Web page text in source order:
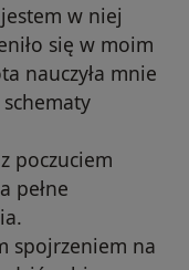
w niej
się w moim
nauczyła mnie
poczuciem
pełne
spojrzeniem na